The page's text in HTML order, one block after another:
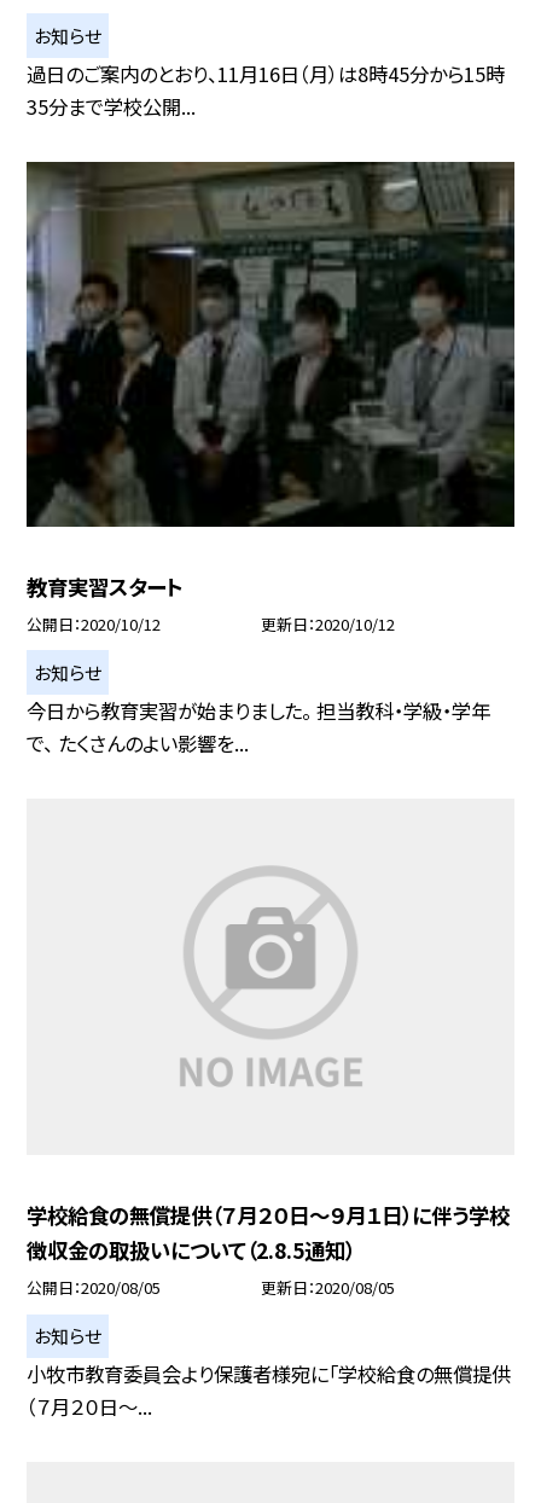
お知らせ
過日のご案内のとおり、11月16日（月）は8時45分から15時
35分まで学校公開...
教育実習スタート
公開日 2020/10/12 更新日 2020/10/12
お知らせ
今日から教育実習が始まりました。 担当教科・学級・学年
で、 たくさんのよい影響を...
学校給食の無償提供（７月２０日〜９月１日）に伴う学校
徴収金の取扱いについて（2.8.5通知）
公開日 2020/08/05 更新日 2020/08/05
お知らせ
小牧市教育委員会より保護者様宛に「学校給食の無償提供
（７月２０日〜...